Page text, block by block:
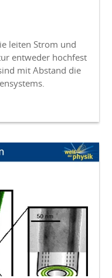
leiten Strom und
entweder hochfest
mit Abstand die